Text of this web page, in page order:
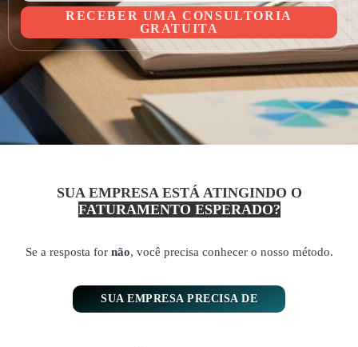
RECEBER UMA CONSULTORIA
GRATUITA
SUA EMPRESA ESTÁ ATINGINDO O
FATURAMENTO ESPERADO?
Se a resposta for não, você precisa conhecer o nosso método.
SUA EMPRESA PRECISA DE